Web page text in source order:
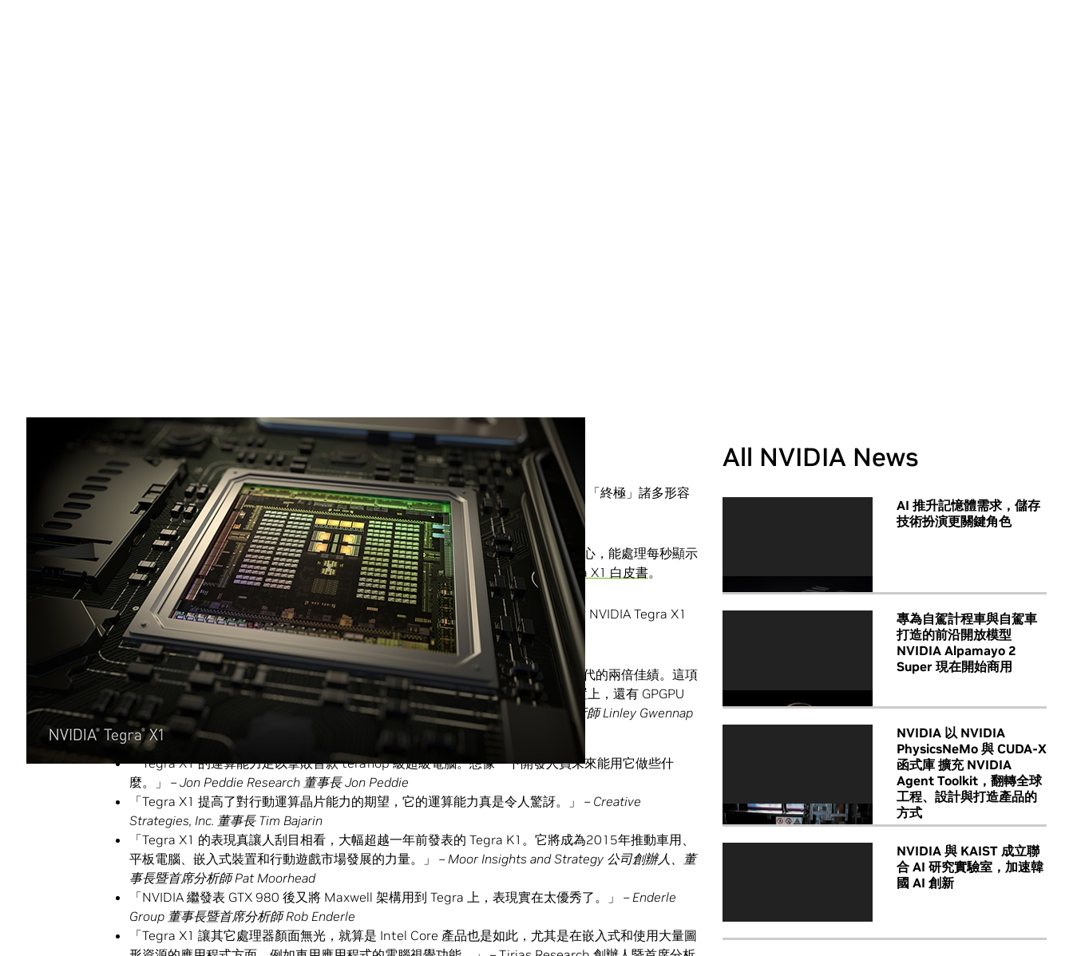
我們在說到全新的 NVIDIA Tegra X1 行動處理器時，可以加上「超級」、「超棒」、「終極」諸多形容
詞，但接下來讓我們用數字為您介紹Tegra X1。
我們最新的行動處理器擁有一個256顆核心的 Maxwell 架構GPU、8 顆ARM CPU 核心，能處理每秒顯示
60幀數的 4K 影片，並且內藏 teraflop 級的運算能力。所有數據及速度，
請見 Tegra X1 白皮書。
這樣您就知道了，有了這些數字，我們無需那些浮誇的形容詞。以下是產業觀察家對 NVIDIA Tegra X1
的評語：
「Tegra K1 為 GPU 運算效能訂下了新標準，而一年後 Tegra X1 更是作出超越前代的兩倍佳績。這項
令人刮目相看的技術上成就推動了 3D 圖形的發展，尤其是在高解析度螢幕的裝置上，還有 GPGPU
軟體也成為顯學，特別是車用應用程式方面。」– Linley Group創辦人暨首席分析師Linley Gwennap
「Tegra X1 的運算能力足以擊敗首款 teraflop 級超級電腦。想像一下開發人員未來能用它做些什
麼。」 – Jon Peddie Research 董事長Jon Peddie
「Tegra X1 提高了對行動運算晶片能力的期望，它的運算能力真是令人驚訝。」 – Creative
Strategies, Inc. 董事長Tim Bajarin
「Tegra X1 的表現真讓人刮目相看，大幅超越一年前發表的 Tegra K1。它將成為2015年推動車用、
平板電腦、嵌入式裝置和行動遊戲市場發展的力量。」 – Moor Insights and Strategy 公司創辦人、董
事長暨首席分析師Pat Moorhead
「NVIDIA 繼發表 GTX 980 後又將 Maxwell 架構用到 Tegra 上，表現實在太優秀了。」 – Enderle
Group 董事長暨首席分析師Rob Enderle
「Tegra X1 讓其它處理器顏面無光，就算是 Intel Core 產品也是如此，尤其是在嵌入式和使用大量圖
All NVIDIA News
AI 推升記憶體需求，儲存
技術扮演更關鍵角色
專為自駕計程車與自駕車
打造的前沿開放模型
NVIDIA Alpamayo 2
Super 現在開始商用
NVIDIA 以 NVIDIA
PhysicsNeMo 與 CUDA-X
函式庫 擴充 NVIDIA
Agent Toolkit，翻轉全球
工程、設計與打造產品的
方式
NVIDIA 與 KAIST 成立聯
合 AI 研究實驗室，加速韓
國 AI 創新